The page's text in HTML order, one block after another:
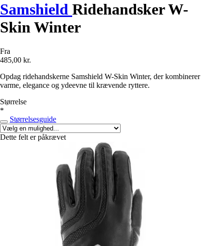
Samshield Ridehandsker W-
Skin Winter
Fra
485,00 kr.
Opdag ridehandskerne Samshield W-Skin Winter, der kombinerer
varme, elegance og ydeevne til krævende ryttere.
Størrelse
*
Størrelsesguide
Dette felt er påkrævet